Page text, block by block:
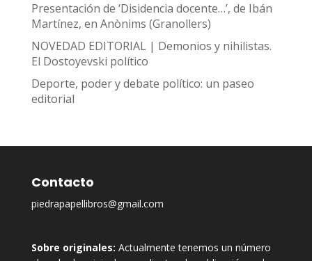
Presentación de ‘Disidencia docente…’, de Ibán
Martínez, en Anònims (Granollers)
NOVEDAD EDITORIAL | Demonios y nihilistas.
El Dostoyevski político
Deporte, poder y debate político: un paseo
editorial
Contacto
piedrapapellibros@gmail.com
Sobre originales: Actualmente tenemos un número